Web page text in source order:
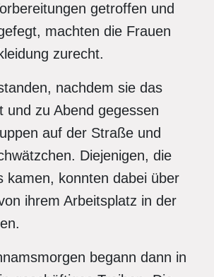
getroffen und
machten die Frauen
zurecht.
nachdem sie das
und zu Abend gegessen
auf der Straße und
Diejenigen, die
kamen, konnten dabei über
ihrem Arbeitsplatz in der
begann dann in